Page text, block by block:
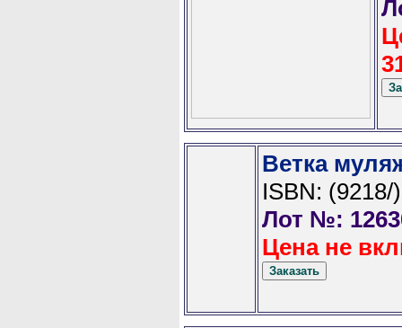
Ветка
ISBN: (9218/)
Лот №:
Цена не